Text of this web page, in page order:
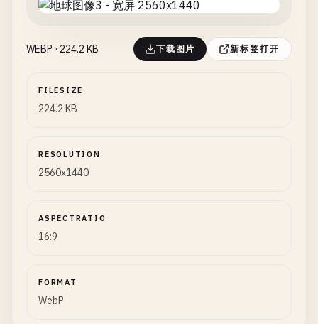
WEBP · 224.2 KB 下载图片 新标签打开
FILESIZE
224.2 KB
RESOLUTION
2560x1440
ASPECTRATIO
16:9
FORMAT
WebP